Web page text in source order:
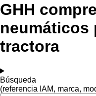
GHH
neumáticos
tractora
Búsqueda
(referencia IAM, marca,